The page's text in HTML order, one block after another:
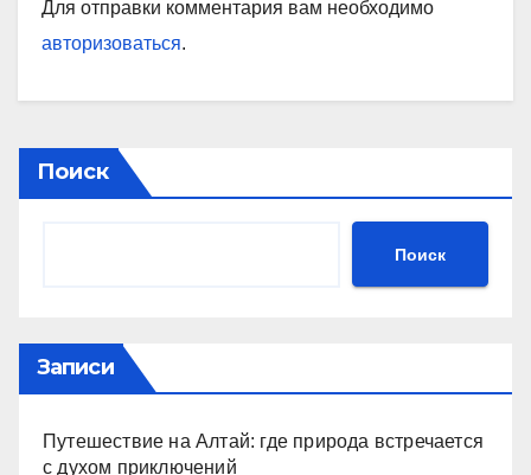
Для отправки комментария вам необходимо
авторизоваться.
Поиск
Поиск
Записи
Путешествие на Алтай: где природа встречается
с духом приключений